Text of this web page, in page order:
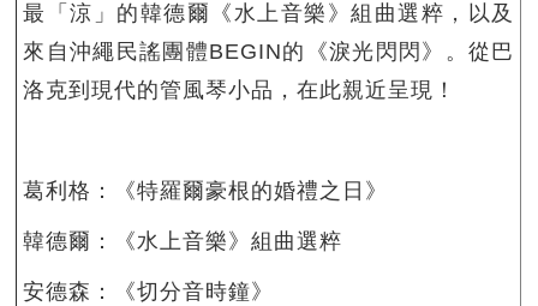
最「涼」的韓德爾《水上音樂》組曲選粹，以及
來自沖繩民謠團體BEGIN的《淚光閃閃》。從巴
洛克到現代的管風琴小品，在此親近呈現！
葛利格：《特羅爾豪根的婚禮之日》
韓德爾：《水上音樂》組曲選粹
安德森：《切分音時鐘》